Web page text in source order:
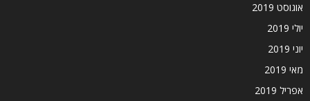
אוגוסט 2019
יולי 2019
יוני 2019
מאי 2019
אפריל 2019